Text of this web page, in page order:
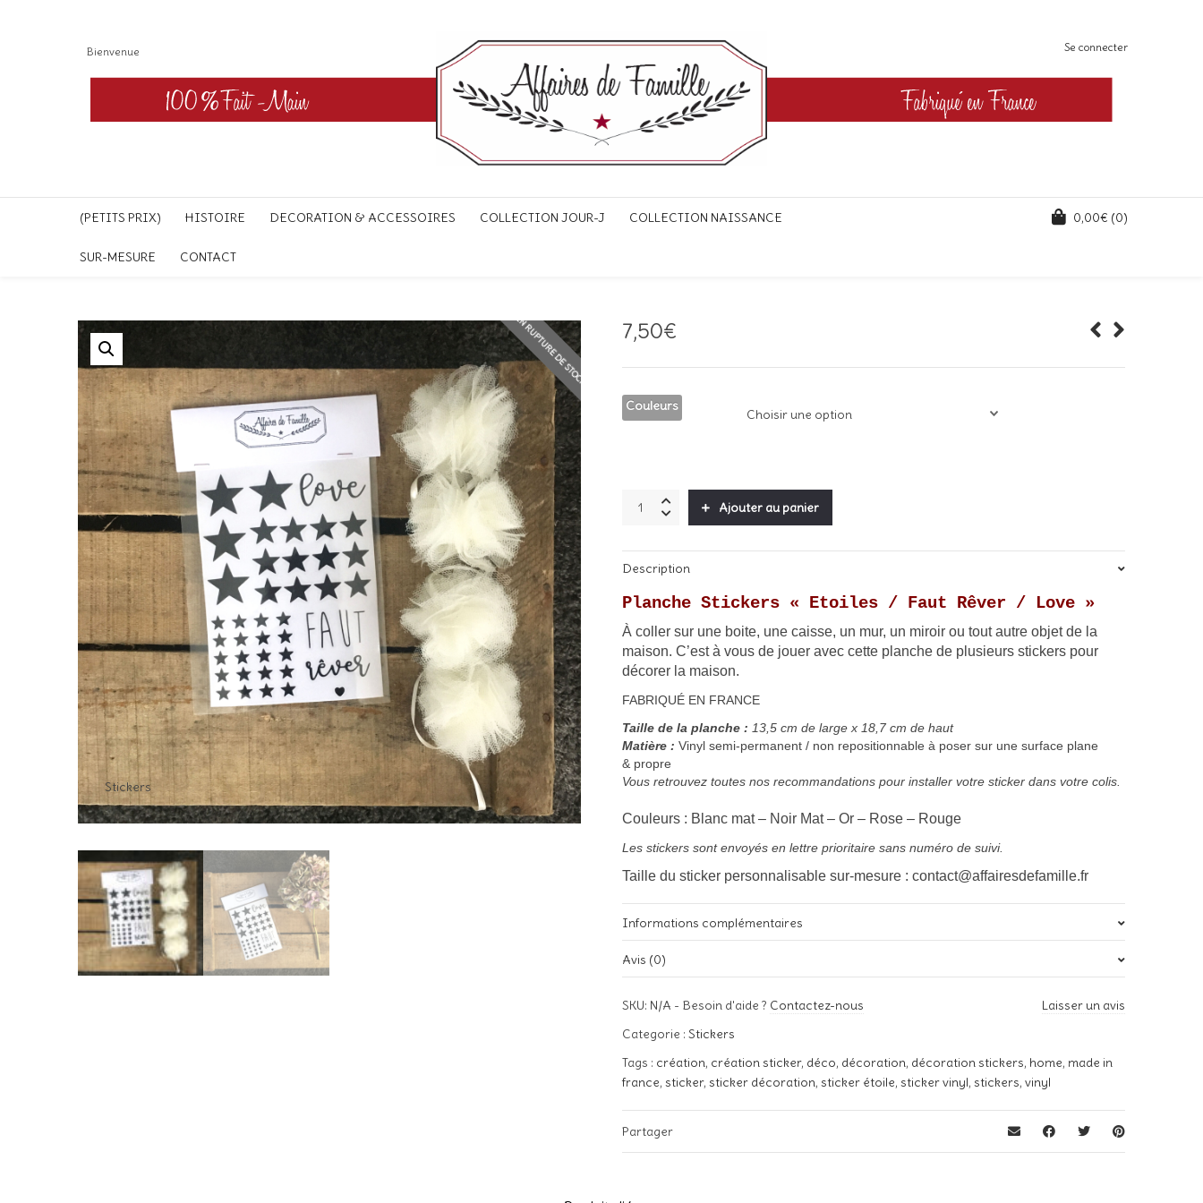
Bienvenue Se connecter
(PETITS PRIX) HISTOIRE DECORATION & ACCESSOIRES COLLECTION JOUR-J COLLECTION NAISSANCE
SUR-MESURE CONTACT
0,00€ (0)
EN RUPTURE DE STOCK
Stickers
7,50€
Couleurs
Planche
Stickers
/
Faut
/
Love"
quantity
Ajouter au panier
Description
Planche Stickers « Etoiles / Faut Rêver / Love »
À coller sur une boite, une caisse, un mur, un miroir ou tout autre objet de la
maison. C’est à vous de jouer avec cette planche de plusieurs stickers pour
décorer la maison.
FABRIQUÉ EN FRANCE
Taille de la planche : 13,5 cm de large x 18,7 cm de haut
Matière :Vinyl semi-permanent / non repositionnable à poser sur une surface plane
& propre
Vous retrouvez toutes nos recommandations pour installer votre sticker dans votre colis.
Couleurs : Blanc mat – Noir Mat – Or – Rose – Rouge
Les stickers sont envoyés en lettre prioritaire sans numéro de suivi.
Taille du sticker personnalisable sur-mesure : contact@affairesdefamille.fr
Informations complémentaires
Poids ND
Couleurs Blanc, Noir, Or, Rose, Rouge
Avis (0)
Love »”
Votre adresse e-mail ne sera pas publiée.Les champs obligatoires sont indiqués avec
Votre avis *
SKU: N/A - Besoin d'aide ? Contactez-nous
Laisser un avis
Categorie :Stickers
Tags : création, création sticker, déco, décoration, décoration stickers, home, made in
france,sticker,sticker décoration,sticker étoile,sticker vinyl,stickers,vinyl
Partager